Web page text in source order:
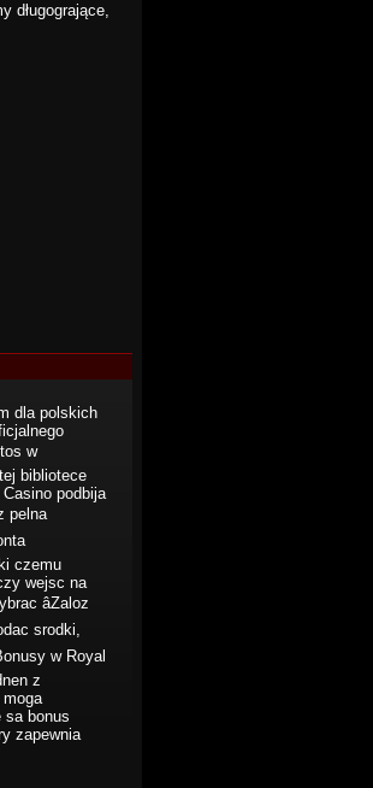
długogrające,
dla polskich
w
bibliotece
podbija
pelna
czemu
wejsc na
âZaloz
srodki,
w Royal
z
sa bonus
zapewnia